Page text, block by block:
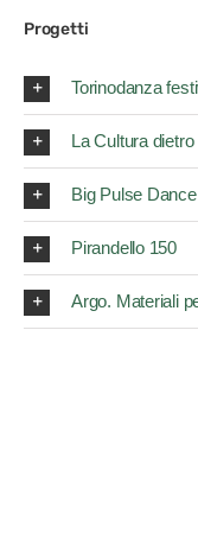
Progetti
Torinodanza
La Cultura
Big Pulse
Pirandello 150
Argo. Materiali